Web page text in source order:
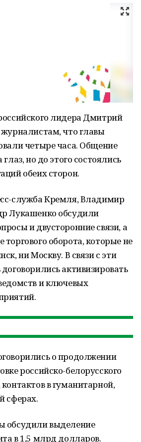
лидера Дмитрий
журналистам, что главы
четыре часа. Общение
но до этого состоялись
обеих сторон.
служба Кремля, Владимир
Лукашенко обсудили
и двусторонние связи, а
оборота, которые не
ни Москву. В связи с эти
активизировать
и ключевых
о продолжении
российско-белорусского
в гуманитарной,
сферах.
обсудили выделение
в 1,5 млрд долларов.